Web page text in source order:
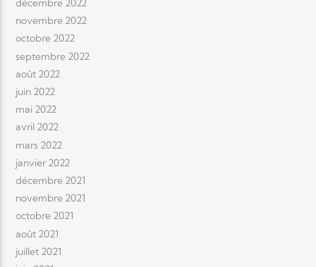
décembre 2022
novembre 2022
octobre 2022
septembre 2022
août 2022
juin 2022
mai 2022
avril 2022
mars 2022
janvier 2022
décembre 2021
novembre 2021
octobre 2021
août 2021
juillet 2021